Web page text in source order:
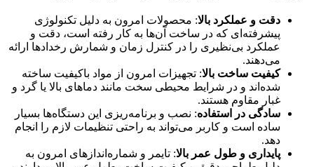
دقت و عملکرد بالا: محصولات امرون به دلیل تکنولوژی
پیشرفته‌ای که در ساخت آن‌ها به کار رفته است، دقت و
عملکرد بی‌نظیری را در کنترل زمان و شمارش رخدادها ارائه
می‌دهند.
کیفیت ساخت بالا: تجهیزات امرون از مواد باکیفیت ساخته
شده‌اند و در شرایط محیطی سخت مانند دماهای بالا یا گرد و
غبار مقاوم هستند.
سادگی در استفاده: نصب و برنامه‌ریزی این دستگاه‌ها بسیار
ساده است و کاربر می‌تواند به راحتی تنظیمات لازم را انجام
دهد.
پایداری و طول عمر بالا: تایمر و شماره‌اندازهای امرون به